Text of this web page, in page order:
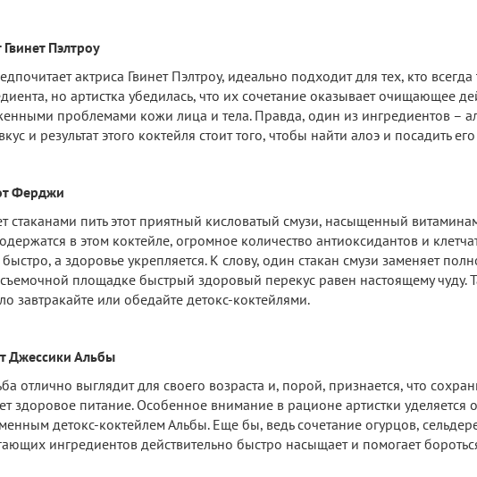
Пэлтроу
актриса Гвинет Пэлтроу, идеально подходит для тех, кто всегда
но артистка убедилась, что их сочетание оказывает очищающее
проблемами кожи лица и тела. Правда, один из ингредиентов –
и результат этого коктейля стоит того, чтобы найти алоэ и посадить
Ферджи
пить этот приятный кисловатый смузи, насыщенный
в этом коктейле, огромное количество антиоксидантов и
а здоровье укрепляется. К слову, один стакан смузи заменяет
площадке быстрый здоровый перекус равен настоящему чуду.
завтракайте или обедайте детокс-коктейлями.
Джессики Альбы
отлично выглядит для своего возраста и, порой, признается, что
здоровое питание. Особенное внимание в рационе артистки уделяется
детокс-коктейлем Альбы. Еще бы, ведь сочетание огурцов,
ингредиентов действительно быстро насыщает и помогает